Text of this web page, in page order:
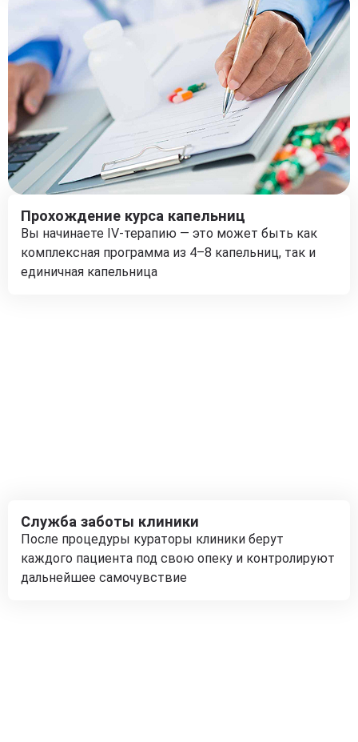
Прохождение курса капельниц
Вы начинаете IV-терапию — это может быть как
комплексная программа из 4–8 капельниц, так и
единичная капельница
Служба заботы клиники
После процедуры кураторы клиники берут
каждого пациента под свою опеку и контролируют
дальнейшее самочувствие